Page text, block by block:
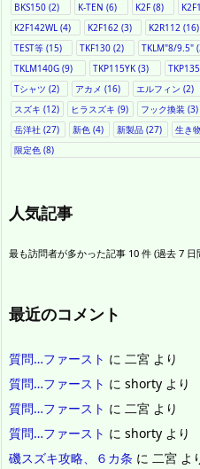
BKS150 (2) K-TEN (6) K2F(8)
K2F142WL (4) K2F162 (3) K2R112 (16)
TEST等 (15) TKF130(2) TKLM"8/9.5"
TKLM140G (9) TKP115YK(3)
Tシャツ (2) アカメ (16) エルフィン (2)
スズキ (12) ヒラスズキ (9) フック換装(3)
岳洋社 (27) 新色 (4) 新製品 (27) 生き
限定色 (8)
人気記事
最も訪問者が多かった記事 10 件 (過去 7 日
最近のコメント
質問…ファースト に 二宮 より
質問…ファースト に shorty より
質問…ファースト に 二宮 より
質問…ファースト に shorty より
磯スズキ攻略、６カ条 に 二宮 よ